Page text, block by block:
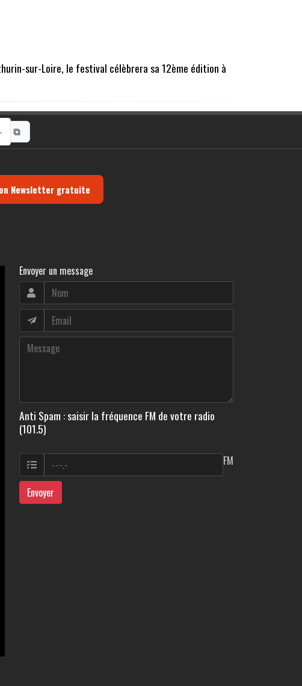
sur-Loire, le festival célèbrera sa 12ème édition à
⧉
Newsletter gratuite
Envoyer un message
Anti Spam : saisir la fréquence FM de votre radio
(101.5)
FM
Envoyer